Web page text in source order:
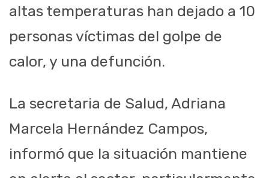
altas temperaturas han dejado a 10
personas víctimas del golpe de
calor, y una defunción.
La secretaria de Salud, Adriana
Marcela Hernández Campos,
informó que la situación mantiene